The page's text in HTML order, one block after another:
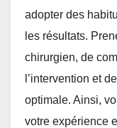
adopter des
les résultats.
chirurgien, de
l’intervention et
optimale. Ainsi,
votre expérience